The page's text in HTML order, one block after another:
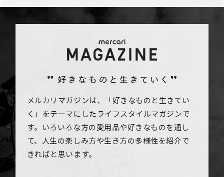
メルカリマガジンは、「好きなものと生きてい
く」をテーマにしたライフスタイルマガジンで
す。いろいろな方の愛用品や好きなものを通し
て、人生の楽しみ方や生き方の多様性を紹介で
きればと思います。